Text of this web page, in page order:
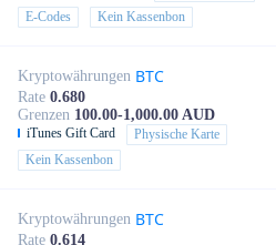
E-Codes
Kein Kassenbon
Kryptowährungen BTC
Rate 0.680
Grenzen 100.00-1,000.00 AUD
iTunes Gift Card
Physische Karte
Kein Kassenbon
Kryptowährungen BTC
Rate 0.614